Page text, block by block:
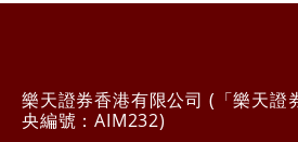
樂天證券香港有限公司 (「樂天證
央編號：AIM232)